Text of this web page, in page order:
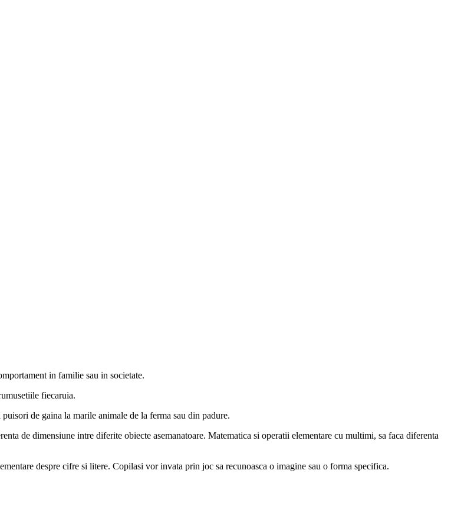
in familie sau in societate.
fiecaruia.
de gaina la marile animale de la ferma sau din padure.
de dimensiune intre diferite obiecte asemanatoare. Matematica si operatii elementare cu multimi, sa faca diferenta
despre cifre si litere. Copilasi vor invata prin joc sa recunoasca o imagine sau o forma specifica.